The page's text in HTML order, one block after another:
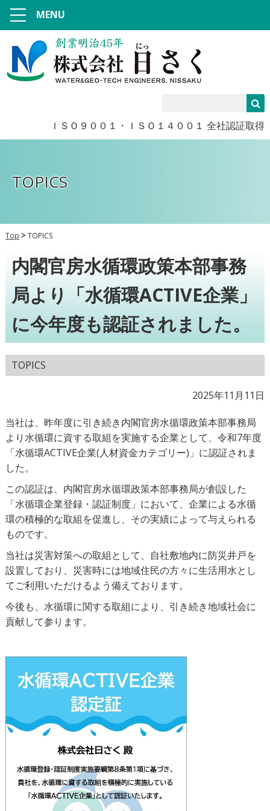
ＩＳＯ９００１・ＩＳＯ１４００１ 全社認証取得
MENU
TOPICS
Top TOPICS
内閣官房水循環政策本部事務
局より「水循環ACTIVE企業」
に今年度も認証されました。
TOPICS
2025年11月11日
当社は、昨年度に引き続き内閣官房水循環政策本部事務局
より水循環に資する取組を実施する企業として、令和7年度
「水循環ACTIVE企業(人材資金カテゴリー)」に認証されま
した。
この認証は、内閣官房水循環政策本部事務局が創設した
「水循環企業登録・認証制度」において、企業による水循
環の積極的な取組を促進し、その実績によって与えられる
ものです。
当社は災害対策への取組として、自社敷地内に防災井戸を
設置しており、災害時には地域住民の方々に生活用水とし
てご利用いただけるよう備えております。
今後も、水循環に関する取組により、引き続き地域社会に
貢献して参ります。